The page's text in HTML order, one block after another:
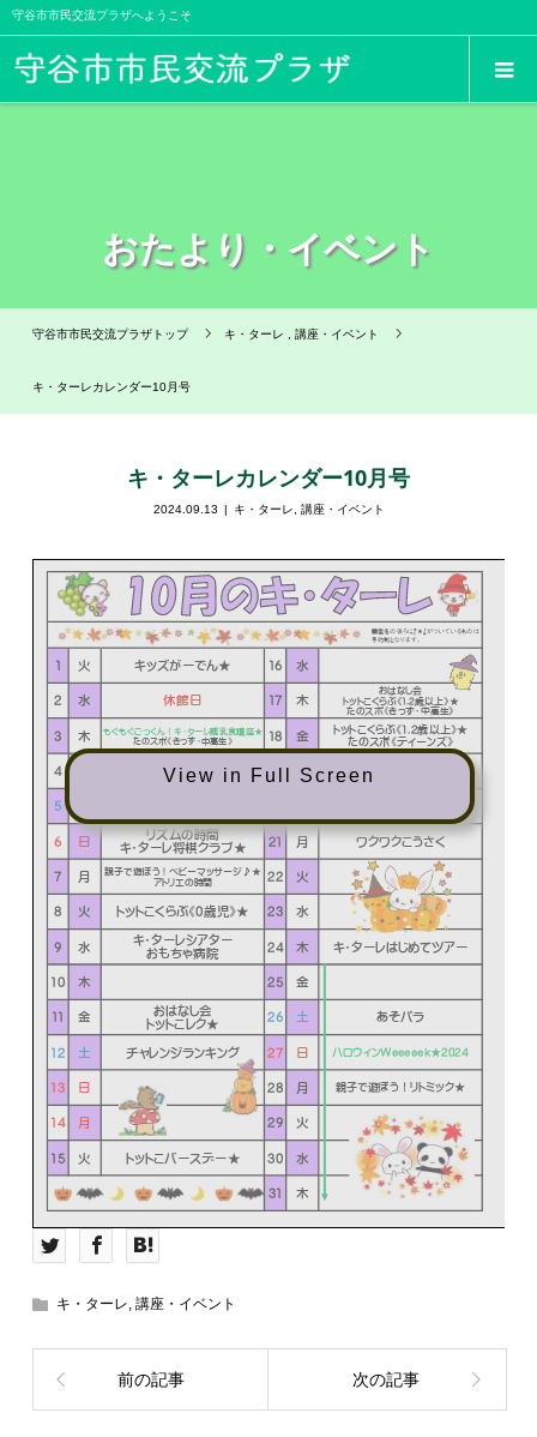
守谷市市民交流プラザへようこそ
おたより・イベント
守谷市市民交流プラザトップ キ・ターレ ,講座・イベント
キ・ターレカレンダー10月号
キ・ターレカレンダー10月号
2024.09.13 キ・ターレ 講座・イベント
View in Full Screen
キ・ターレ,講座・イベント
前の記事 次の記事